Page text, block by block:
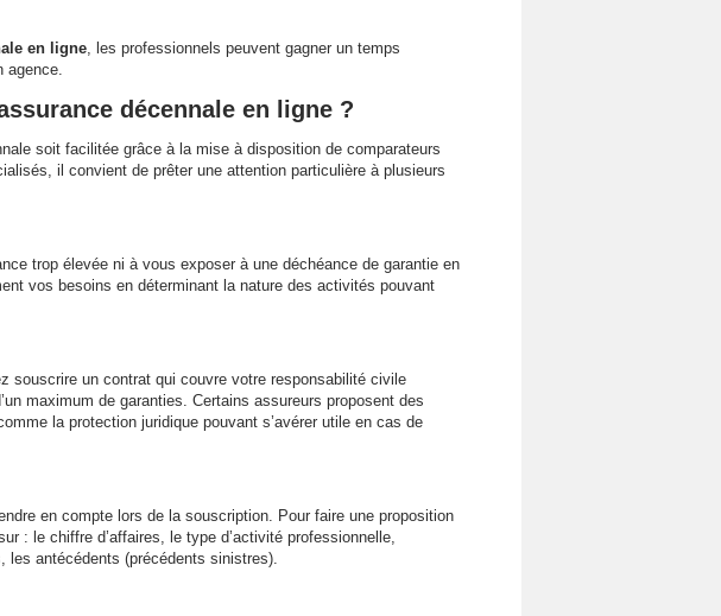
en ligne, les professionnels peuvent gagner un temps
agence.
décennale en ligne ?
soit facilitée grâce à la mise à disposition de comparateurs
il convient de prêter une attention particulière à plusieurs
trop élevée ni à vous exposer à une déchéance de garantie en
vos besoins en déterminant la nature des activités pouvant
souscrire un contrat qui couvre votre responsabilité civile
maximum de garanties. Certains assureurs proposent des
la protection juridique pouvant s’avérer utile en cas de
en compte lors de la souscription. Pour faire une proposition
: le chiffre d’affaires, le type d’activité professionnelle,
les antécédents (précédents sinistres).